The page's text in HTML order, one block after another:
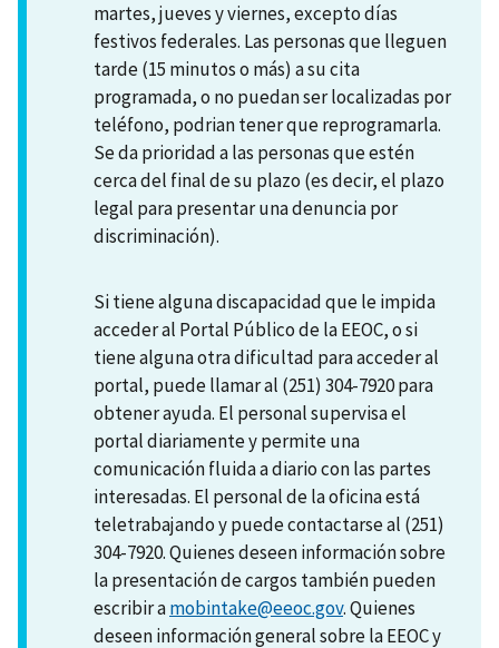
martes, jueves y viernes, excepto días
festivos federales. Las personas que lleguen
tarde (15 minutos o más) a su cita
programada, o no puedan ser localizadas por
teléfono, podrian tener que reprogramarla.
Se da prioridad a las personas que estén
cerca del final de su plazo (es decir, el plazo
legal para presentar una denuncia por
discriminación).
Si tiene alguna discapacidad que le impida
acceder al Portal Público de la EEOC, o si
tiene alguna otra dificultad para acceder al
portal, puede llamar al (251) 304-7920 para
obtener ayuda. El personal supervisa el
portal diariamente y permite una
comunicación fluida a diario con las partes
interesadas. El personal de la oficina está
teletrabajando y puede contactarse al (251)
304-7920. Quienes deseen información sobre
la presentación de cargos también pueden
escribir amobintake@eeoc.gov. Quienes
deseen información general sobre la EEOC y